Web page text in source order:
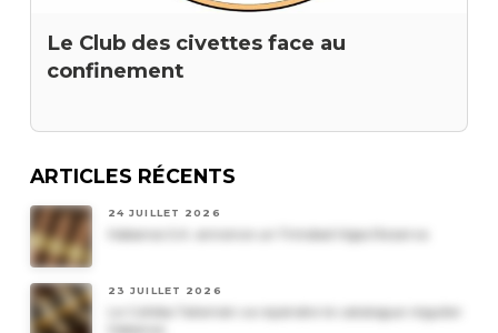
Le Club des civettes face au
confinement
ARTICLES RÉCENTS
24 JUILLET 2026
Habanos S.A. annonce un Trinidad Vigia Reserva
23 JUILLET 2026
Le Cohiba Talismán va rejoindre le catalogue régulier